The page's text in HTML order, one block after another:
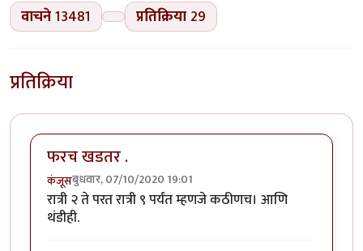
वाचने13481 प्रतिक्रिया 29
प्रतिक्रिया
फरच खडतर .
कंजूसबुधवार, 07/10/2020 19:01
रात्री २ ते परत रात्री ९ पर्यंत म्हणजे कठीणच। आणि
थंडीही.